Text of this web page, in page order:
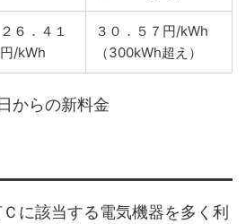
２６．４１
円/kWh
３０．５７円/kWh
（300kWh超え）
からの新料金
に該当する電気機器を多く利